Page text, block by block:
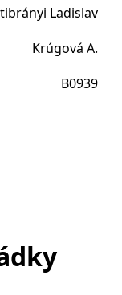
Ladislav
Krúgová A.
B0939